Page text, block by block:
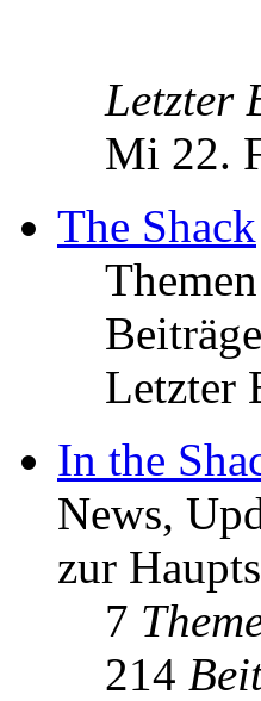
Letzter
Mi 22.
The Shack
Themen
Beiträge
Letzter
In the
News,
zur
7
214